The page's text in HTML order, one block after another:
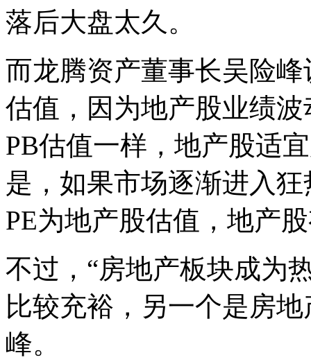
落后大盘太久。
而龙腾资产董事长吴险
估值，因为地产股业绩
PB估值一样，地产股适
是，如果市场逐渐进入
PE为地产股估值，地产
不过，“房地产板块成为
比较充裕，另一个是房
峰。